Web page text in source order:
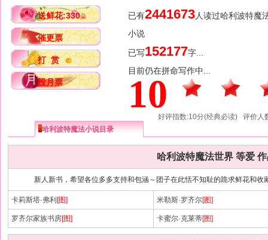
送鲜花:330朵
催更票
打 赏
投月票
已有2441673人读过哈利波特魔
小说
已写152177字...
目前仍在拼命写作中...
10
好评指数:10分(经典必读) 评价人
哈利波特魔法小说目录
哈利波特魔法世界 等爱
新人新书，希望各位多多支持和包涵～团子在此恬不知耻的跪求鲜花和收
卡莉斯塔·弗利 [图] 米勒斯·罗齐尔[图]
罗齐尔家族书房[图] 卡蜜尔·克莱蒂[图]